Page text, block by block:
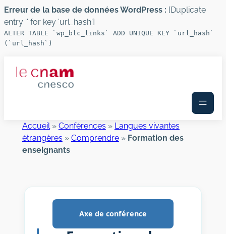
Erreur de la base de données WordPress : [Duplicate
entry '' for key 'url_hash']
ALTER TABLE `wp_blc_links` ADD UNIQUE KEY `url_hash`
(`url_hash`)
Accueil» Conférences» Langues vivantes
étrangères » Comprendre» Formation des
enseignants
Axe de conférence